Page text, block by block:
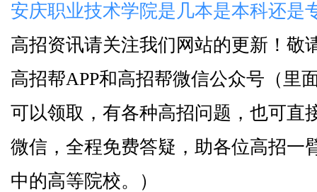
安庆职业技术学院是几本是本科还是
高招资讯请关注我们网站的更新！敬
高招帮APP和高招帮微信公众号（里
可以领取，有各种高招问题，也可直
微信，全程免费答疑，助各位高招一
中的高等院校。）